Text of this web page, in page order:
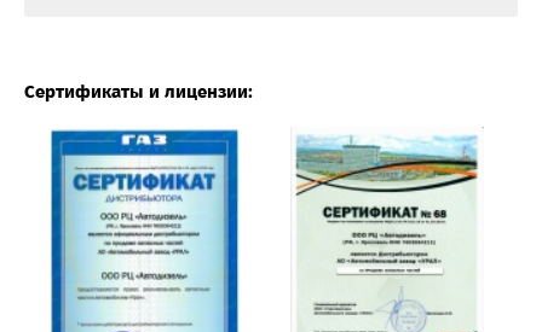
Сертификаты и лицензии: